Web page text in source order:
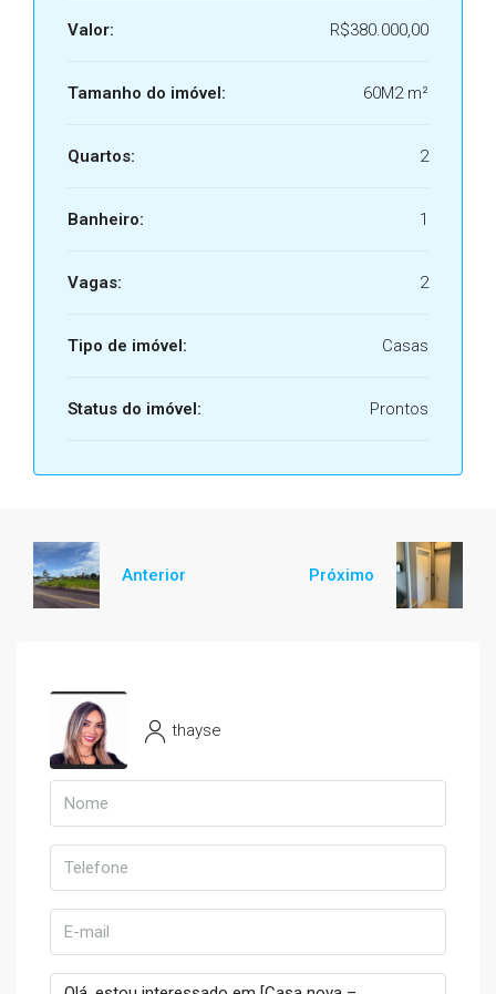
Valor: R$380.000,00
Tamanho do imóvel: 60M2 m²
Quartos: 2
Banheiro: 1
Vagas: 2
Tipo de imóvel: Casas
Status do imóvel: Prontos
Anterior Próximo
thayse